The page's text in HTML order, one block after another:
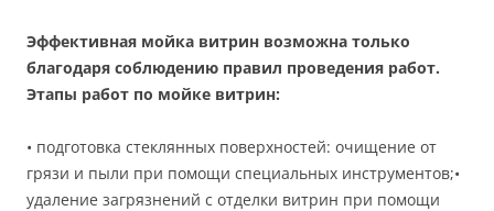
Эффективная мойка витрин возможна только
благодаря соблюдению правил проведения работ.
Этапы работ по мойке витрин:
• подготовка стеклянных поверхностей: очищение от
грязи и пыли при помощи специальных инструментов;•
удаление загрязнений с отделки витрин при помощи